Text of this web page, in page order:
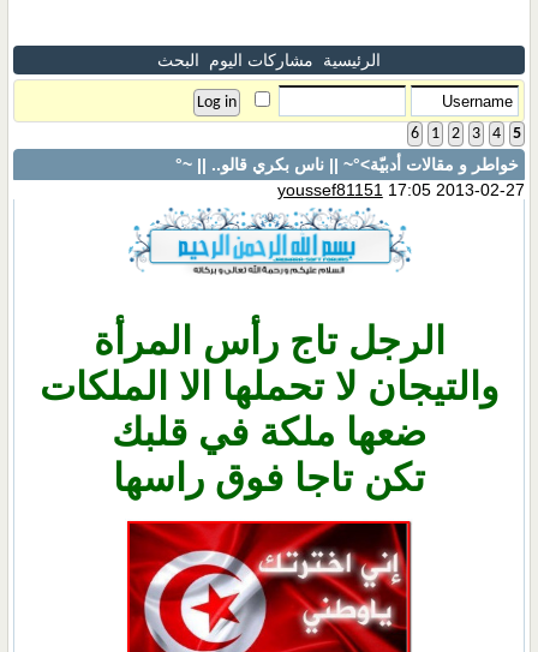
الرئيسية مشاركات اليوم البحث
1 2 3 4 5
6
خواطر و مقالات أدبيّة>°~ || ناس بكري قالو.. || ~°
youssef81151 17:05 2013-02-27
الرجل تاج رأس المرأة
والتيجان لا تحملها الا الملكات
ضعها ملكة في قلبك
تكن تاجا فوق راسها